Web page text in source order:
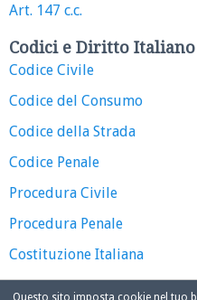
Art. 147 c.c.
Codici e Diritto Italiano
Codice Civile
Codice del Consumo
Codice della Strada
Codice Penale
Procedura Civile
Procedura Penale
Costituzione Italiana
Questo sito imposta cookie nel tuo